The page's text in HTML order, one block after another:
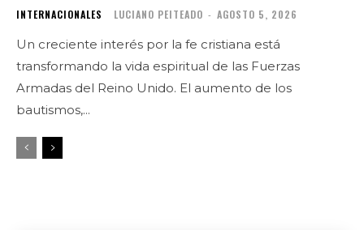
INTERNACIONALES LUCIANO PEITEADO - AGOSTO 5, 2026
Un creciente interés por la fe cristiana está
transformando la vida espiritual de las Fuerzas
Armadas del Reino Unido. El aumento de los
bautismos,...